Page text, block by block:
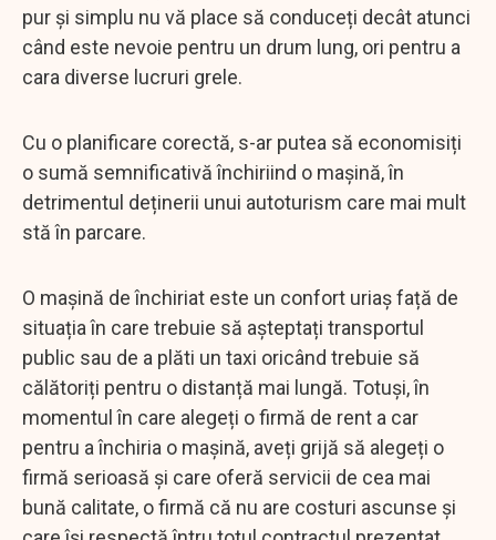
pur și simplu nu vă place să conduceți decât atunci
când este nevoie pentru un drum lung, ori pentru a
cara diverse lucruri grele.
Cu o planificare corectă, s-ar putea să economisiți
o sumă semnificativă închiriind o mașină, în
detrimentul deținerii unui autoturism care mai mult
stă în parcare.
O mașină de închiriat este un confort uriaș față de
situația în care trebuie să așteptați transportul
public sau de a plăti un taxi oricând trebuie să
călătoriți pentru o distanță mai lungă. Totuși, în
momentul în care alegeți o firmă de rent a car
pentru a închiria o mașină, aveți grijă să alegeți o
firmă serioasă și care oferă servicii de cea mai
bună calitate, o firmă că nu are costuri ascunse și